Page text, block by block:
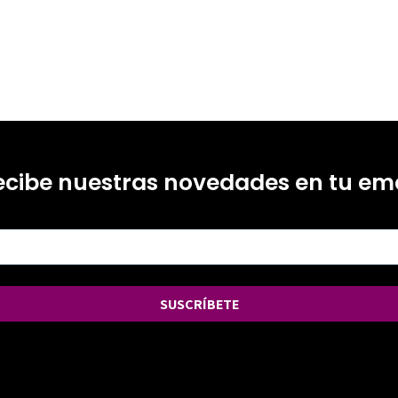
nuestras novedades en tu
SUSCRÍBETE